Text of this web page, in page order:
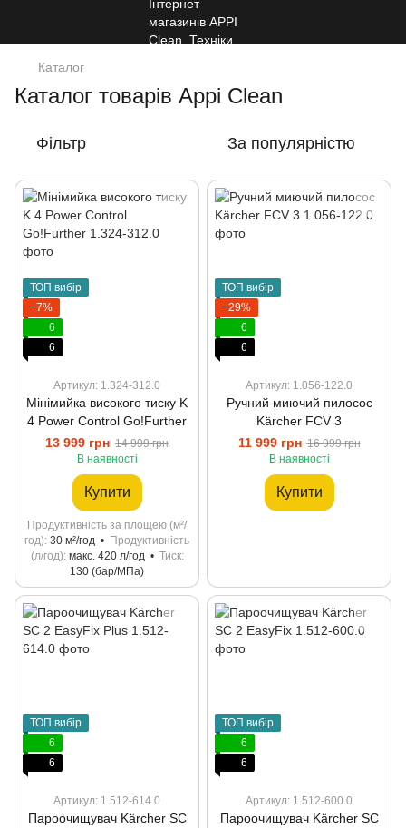
Каталог
Каталог товарів Appi Clean
Фільтр За популярністю
ТОП вибір
−7%
6
6
Артикул: 1.324-312.0
Мінімийка високого тиску K
4 Power Control Go!Further
13 999 грн 14 999 грн
В наявності
Купити
Продуктивність за площею (м²/
год) 30 м²/год
Продуктивність
(л/год) макс. 420 л/год
Тиск
130 (бар/МПа)
ТОП вибір
−29%
6
6
Артикул: 1.056-122.0
Ручний миючий пилосос
Kärcher FCV 3
11 999 грн 16 999 грн
В наявності
Купити
ТОП вибір
6
6
Артикул: 1.512-614.0
Пароочищувач Kärcher SC
ТОП вибір
6
6
Артикул: 1.512-600.0
Пароочищувач Kärcher SC